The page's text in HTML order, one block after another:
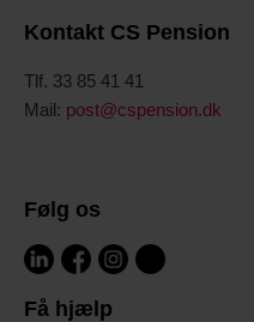
Kontakt CS Pension
Tlf. 33 85 41 41
Mail: post@cspension.dk
Følg os
Få hjælp